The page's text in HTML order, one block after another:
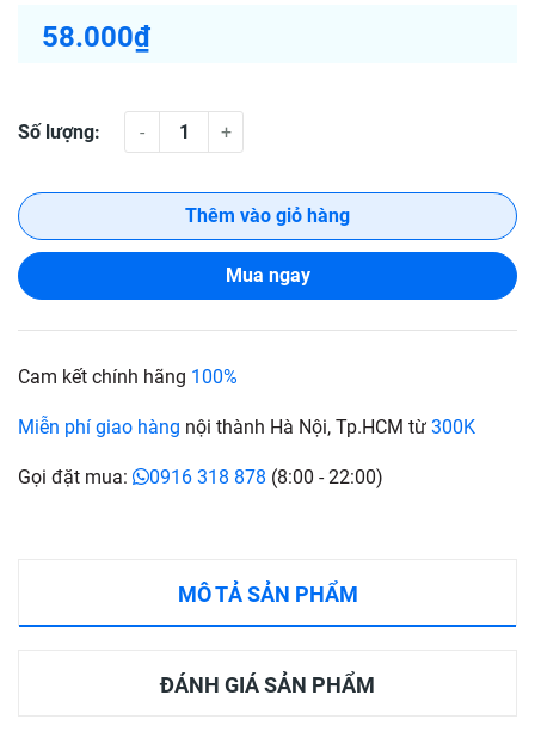
58.000₫
Số lượng: - +
Thêm vào giỏ hàng
Mua ngay
Cam kết chính hãng 100%
Miễn phí giao hàng nội thành Hà Nội, Tp.HCM từ 300K
Gọi đặt mua: 0916 318 878 (8:00 - 22:00)
MÔ TẢ SẢN PHẨM
ĐÁNH GIÁ SẢN PHẨM